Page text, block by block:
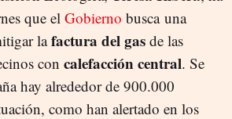
que elGobierno busca una
lafactura del gas de las
con calefaccióncentral. Se
hay alrededor de 900.000
como han alertado en los